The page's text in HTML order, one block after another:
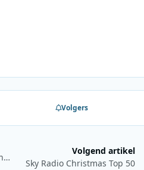
Volgers
Top 1000 Allertijden start vanaf het Veronicaschip de Norderney
Volgend artikel
Sky Radio Christmas Top 50